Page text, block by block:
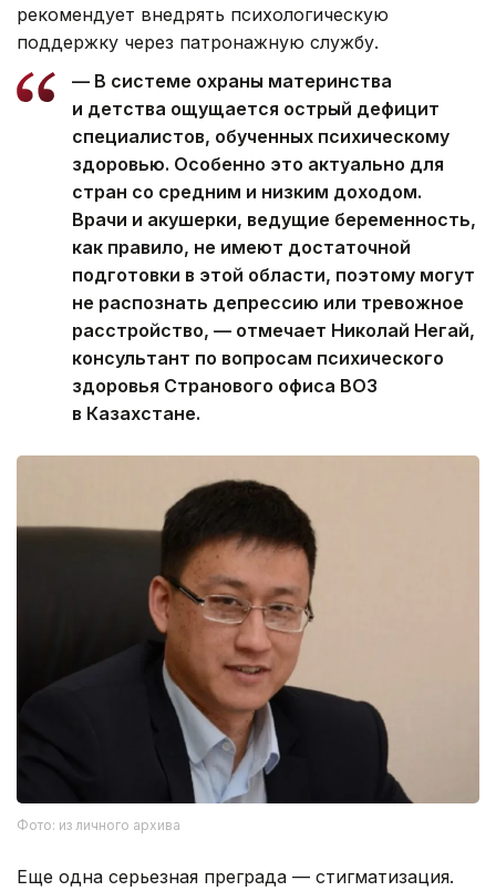
рекомендует внедрять психологическую
поддержку через патронажную службу.
— В системе охраны материнства
и детства ощущается острый дефицит
специалистов, обученных психическому
здоровью. Особенно это актуально для
стран со средним и низким доходом.
Врачи и акушерки, ведущие беременность,
как правило, не имеют достаточной
подготовки в этой области, поэтому могут
не распознать депрессию или тревожное
расстройство, — отмечает Николай Негай,
консультант по вопросам психического
здоровья Странового офиса ВОЗ
в Казахстане.
Фото: из личного архива
Еще одна серьезная преграда — стигматизация.